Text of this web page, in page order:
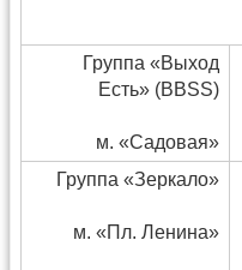
Группа «Выход
Есть» (BBSS)
м. «Садовая»
Группа «Зеркало»
м. «Пл. Ленина»